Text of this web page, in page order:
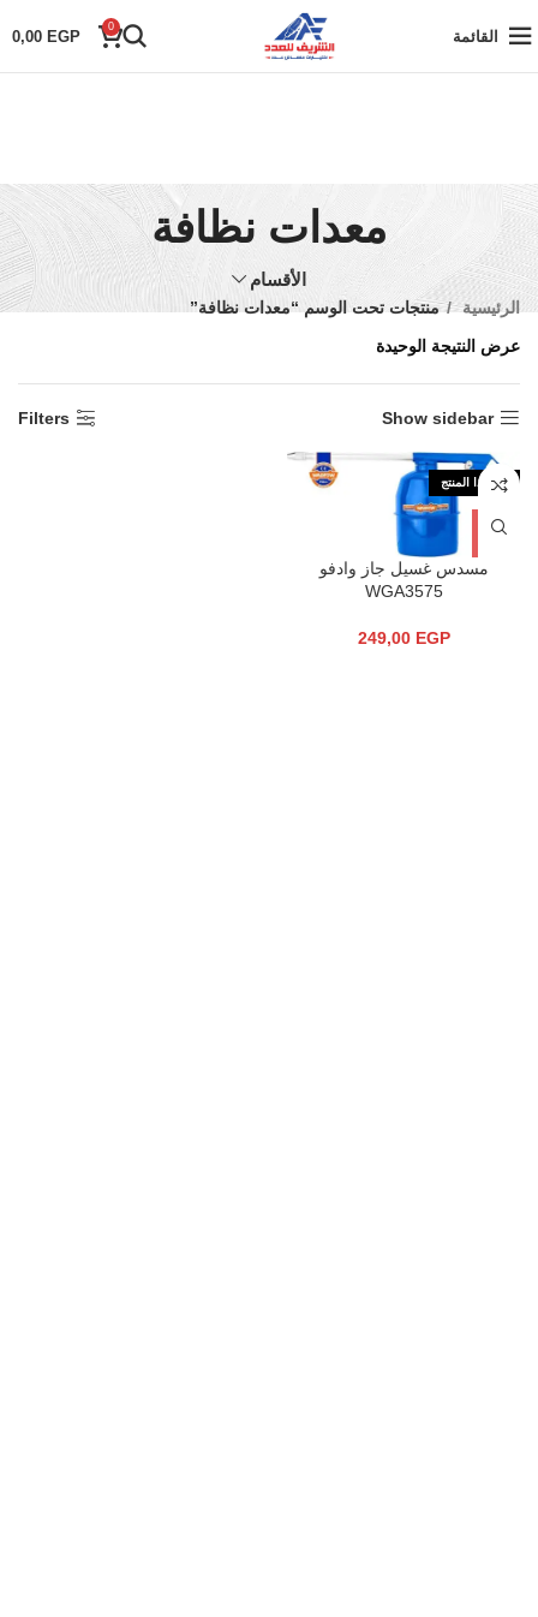
القائمة
0
0,00 EGP
معدات نظافة
الأقسام
الرئيسية
منتجات تحت الوسم “معدات نظافة”
عرض النتيجة الوحيدة
Show sidebar
Filters
نفذ هذا المنتج
مسدس غسيل جاز وادفو
WGA3575
249,00 EGP